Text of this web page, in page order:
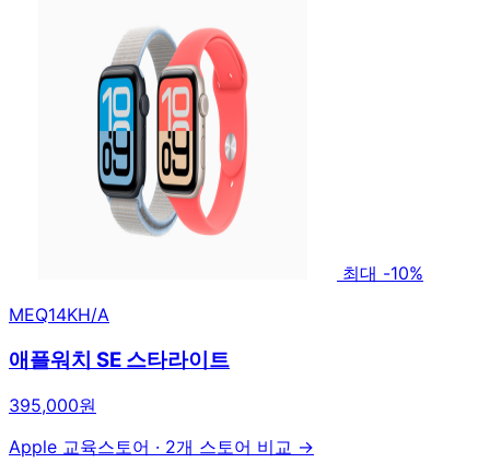
최대 -10%
MEQ14KH/A
애플워치 SE 스타라이트
395,000원
Apple 교육스토어 · 2개 스토어 비교 →